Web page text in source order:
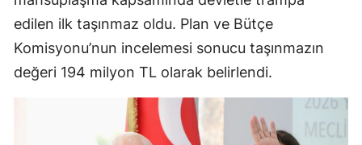
edilen ilk taşınmaz oldu. Plan ve Bütçe
Komisyonu’nun incelemesi sonucu taşınmazın
değeri 194 milyon TL olarak belirlendi.